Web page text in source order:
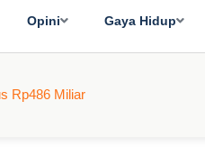
Opini Gaya Hidup
Rp486 Miliar